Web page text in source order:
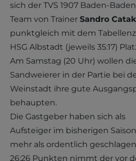
sich der TVS 1907 Baden-
Team von Trainer Sandro Catak
punktgleich mit dem
HSG Albstadt (jeweils 35:17)
Am Samstag (20 Uhr) wollen
Sandweierer in der Partie bei
Weinstadt ihre gute
behaupten.
Die Gastgeber haben sich als
Aufsteiger im bisherigen
mehr als ordentlich
26:26 Punkten nimmt der vor